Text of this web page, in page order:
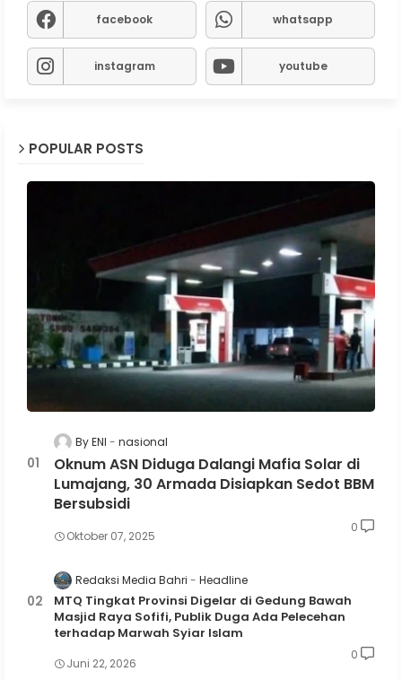
facebook whatsapp
instagram youtube
POPULAR POSTS
By ENI nasional
Oknum ASN Diduga Dalangi Mafia Solar di
Lumajang, 30 Armada Disiapkan Sedot BBM
Bersubsidi
Oktober 07, 2025
0
Redaksi Media Bahri Headline
MTQ Tingkat Provinsi Digelar di Gedung Bawah
Masjid Raya Sofifi, Publik Duga Ada Pelecehan
terhadap Marwah Syiar Islam
Juni 22, 2026
0